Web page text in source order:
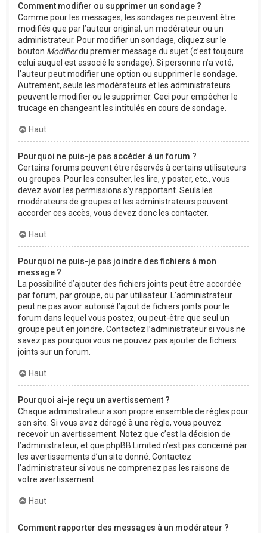
Comment modifier ou supprimer un sondage ?
Comme pour les messages, les sondages ne peuvent être
modifiés que par l’auteur original, un modérateur ou un
administrateur. Pour modifier un sondage, cliquez sur le
bouton Modifierdu premier message du sujet (c’est toujours
celui auquel est associé le sondage). Si personne n’a voté,
l’auteur peut modifier une option ou supprimer le sondage.
Autrement, seuls les modérateurs et les administrateurs
peuvent le modifier ou le supprimer. Ceci pour empêcher le
trucage en changeant les intitulés en cours de sondage.
Haut
Pourquoi ne puis-je pas accéder à un forum ?
Certains forums peuvent être réservés à certains utilisateurs
ou groupes. Pour les consulter, les lire, y poster, etc., vous
devez avoir les permissions s’y rapportant. Seuls les
modérateurs de groupes et les administrateurs peuvent
accorder ces accès, vous devez donc les contacter.
Haut
Pourquoi ne puis-je pas joindre des fichiers à mon
message ?
La possibilité d’ajouter des fichiers joints peut être accordée
par forum, par groupe, ou par utilisateur. L’administrateur
peut ne pas avoir autorisé l’ajout de fichiers joints pour le
forum dans lequel vous postez, ou peut-être que seul un
groupe peut en joindre. Contactez l’administrateur si vous ne
savez pas pourquoi vous ne pouvez pas ajouter de fichiers
joints sur un forum.
Haut
Pourquoi ai-je reçu un avertissement ?
Chaque administrateur a son propre ensemble de règles pour
son site. Si vous avez dérogé à une règle, vous pouvez
recevoir un avertissement. Notez que c’est la décision de
l’administrateur, et que phpBB Limited n’est pas concerné par
les avertissements d’un site donné. Contactez
l’administrateur si vous ne comprenez pas les raisons de
votre avertissement.
Haut
Comment rapporter des messages à un modérateur ?